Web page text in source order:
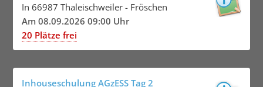
In 66987 Thaleischweiler - Fröschen
Am 08.09.2026 09:00 Uhr
20 Plätze frei
Inhouseschulung AGzESS Tag 2